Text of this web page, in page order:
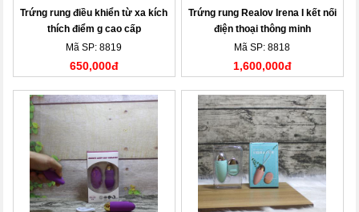
Trứng rung điều khiển từ xa kích
thích điểm g cao cấp
Mã SP: 8819
650,000đ
Trứng rung Realov Irena I kết nối
điện thoại thông minh
Mã SP: 8818
1,600,000đ